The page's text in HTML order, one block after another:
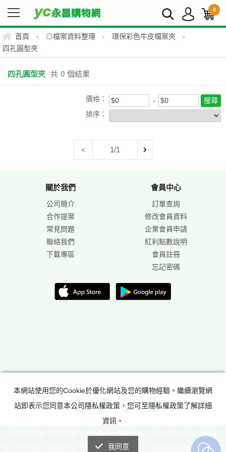
0
首頁 - ◎檔案資料整理 - 環保彩色牛皮檔案夾
-
四孔圓型夾
四孔圓型夾 共 0 個結果
價格：
排序：
< 1/1
關於我們
公司簡介
合作提案
常見問題
聯絡我們
下載專區
會員中心
訂單查詢
修改會員資料
企業會員申請
紅利點數說明
會員註冊
忘記密碼
材，辦公傢具，體育用品，滿足所有辦公室需求! 永昌創新國際有限公司 版權
本網站使用您的Cookie於優化網站及您的購物經驗。繼續瀏覽網
站即表示您同意本公司隱私權政策，您可至隱私權政策了解詳細
資訊。
我同意